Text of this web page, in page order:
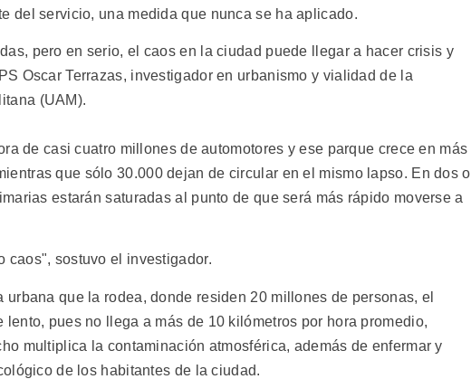
del servicio, una medida que nunca se ha aplicado.
pero en serio, el caos en la ciudad puede llegar a hacer crisis y
Oscar Terrazas, investigador en urbanismo y vialidad de la
(UAM).
de casi cuatro millones de automotores y ese parque crece en más
que sólo 30.000 dejan de circular en el mismo lapso. En dos o
estarán saturadas al punto de que será más rápido moverse a
caos", sostuvo el investigador.
que la rodea, donde residen 20 millones de personas, el
pues no llega a más de 10 kilómetros por hora promedio,
multiplica la contaminación atmosférica, además de enfermar y
de los habitantes de la ciudad.